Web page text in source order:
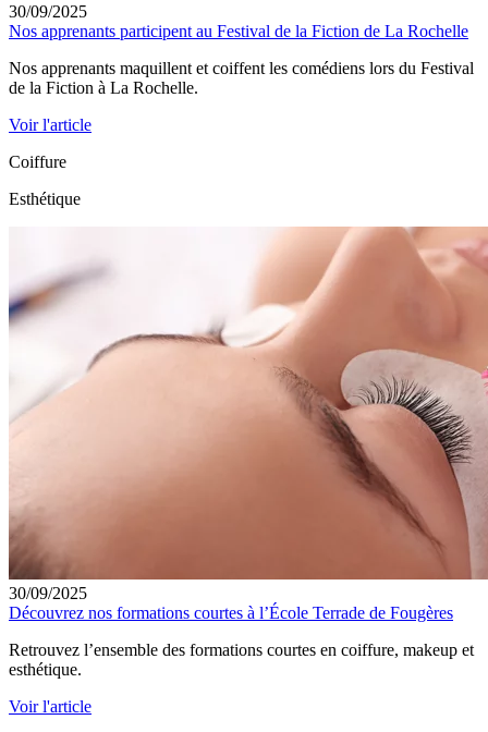
30/09/2025
Nos apprenants participent au Festival de la Fiction de La Rochelle
Nos apprenants maquillent et coiffent les comédiens lors du Festival
de la Fiction à La Rochelle.
Voir l'article
Coiffure
Esthétique
30/09/2025
Découvrez nos formations courtes à l’École Terrade de Fougères
Retrouvez l’ensemble des formations courtes en coiffure, makeup et
esthétique.
Voir l'article